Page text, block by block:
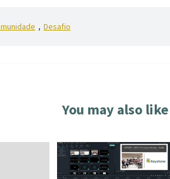
, Desafio
You may also like